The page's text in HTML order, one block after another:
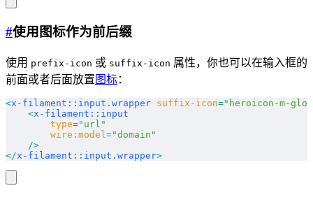
#使用图标作为前后缀
使用 prefix-icon 或 suffix-icon 属性，你也可以在输入框的
前面或者后面放置 图标：
<x-filament::input.wrapper suffix-icon="heroicon-m-
    <
x-filament::input
        type
="url"
        wire:model
="domain"
    />
</x-filament::input.wrapper>